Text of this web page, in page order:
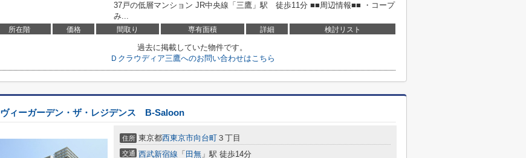
37戸の低層マンション JR中央線「三鷹」駅 徒歩11分 ■■周辺情報■■ ・コープ
み...
所在階 価格 間取り 専有面積 詳細 検討リスト
過去に掲載していた物件です。
Ｄクラウディア三鷹へのお問い合わせはこちら
ヴィーガーデン・ザ・レジデンス B-Saloon
住所 東京都西東京市向台町 ３丁目
交通 西武新宿線 「 田無 」駅 徒歩14分